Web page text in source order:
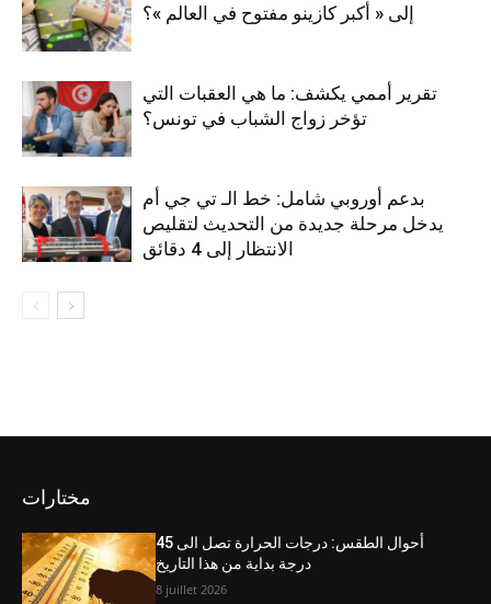
إلى « أكبر كازينو مفتوح في العالم »؟
تقرير أممي يكشف: ما هي العقبات التي
تؤخر زواج الشباب في تونس؟
بدعم أوروبي شامل: خط الـ تي جي أم
يدخل مرحلة جديدة من التحديث لتقليص
الانتظار إلى 4 دقائق
مختارات
أحوال الطقس: درجات الحرارة تصل الى 45
درجة بداية من هذا التاريخ
8 juillet 2026